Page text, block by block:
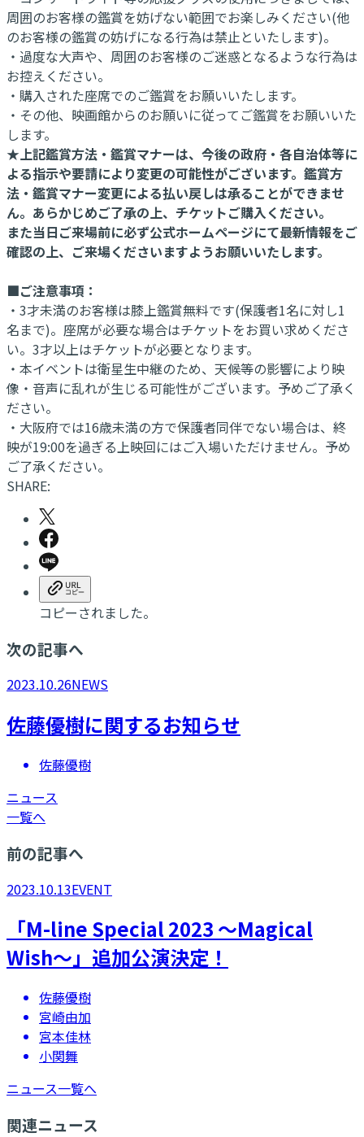
周囲のお客様の鑑賞を妨げない範囲でお楽しみください(他
のお客様の鑑賞の妨げになる行為は禁止といたします)。
・過度な大声や、周囲のお客様のご迷惑となるような行為は
お控えください。
・購入された座席でのご鑑賞をお願いいたします。
・その他、映画館からのお願いに従ってご鑑賞をお願いいた
します。
★上記鑑賞方法・鑑賞マナーは、今後の政府・各自治体等に
よる指示や要請により変更の可能性がございます。鑑賞方
法・鑑賞マナー変更による払い戻しは承ることができませ
ん。あらかじめご了承の上、チケットご購入ください。
また当日ご来場前に必ず公式ホームページにて最新情報をご
確認の上、ご来場くださいますようお願いいたします。
■ご注意事項：
・3才未満のお客様は膝上鑑賞無料です(保護者1名に対し1
名まで)。座席が必要な場合はチケットをお買い求めくださ
い。3才以上はチケットが必要となります。
・本イベントは衛星生中継のため、天候等の影響により映
像・音声に乱れが生じる可能性がございます。予めご了承く
ださい。
・大阪府では16歳未満の方で保護者同伴でない場合は、終
映が19:00を過ぎる上映回にはご入場いただけません。予め
ご了承ください。
SHARE:
コピーされました。
次の記事へ
2023.10.26NEWS
佐藤優樹に関するお知らせ
佐藤優樹
ニュース
一覧へ
前の記事へ
2023.10.13EVENT
「M-line Special 2023 ～Magical
Wish～」追加公演決定！
佐藤優樹
宮崎由加
宮本佳林
小関舞
ニュース一覧へ
関連ニュース